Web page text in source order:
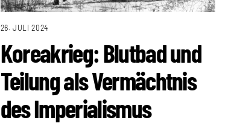
26. JULI 2024
Koreakrieg: Blutbad und
Teilung als Vermächtnis
des Imperialismus